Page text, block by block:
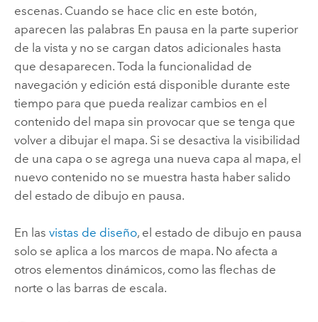
escenas. Cuando se hace clic en este botón,
aparecen las palabras En pausa en la parte superior
de la vista y no se cargan datos adicionales hasta
que desaparecen. Toda la funcionalidad de
navegación y edición está disponible durante este
tiempo para que pueda realizar cambios en el
contenido del mapa sin provocar que se tenga que
volver a dibujar el mapa. Si se desactiva la visibilidad
de una capa o se agrega una nueva capa al mapa, el
nuevo contenido no se muestra hasta haber salido
del estado de dibujo en pausa.
En las vistas de diseño, el estado de dibujo en pausa
solo se aplica a los marcos de mapa. No afecta a
otros elementos dinámicos, como las flechas de
norte o las barras de escala.